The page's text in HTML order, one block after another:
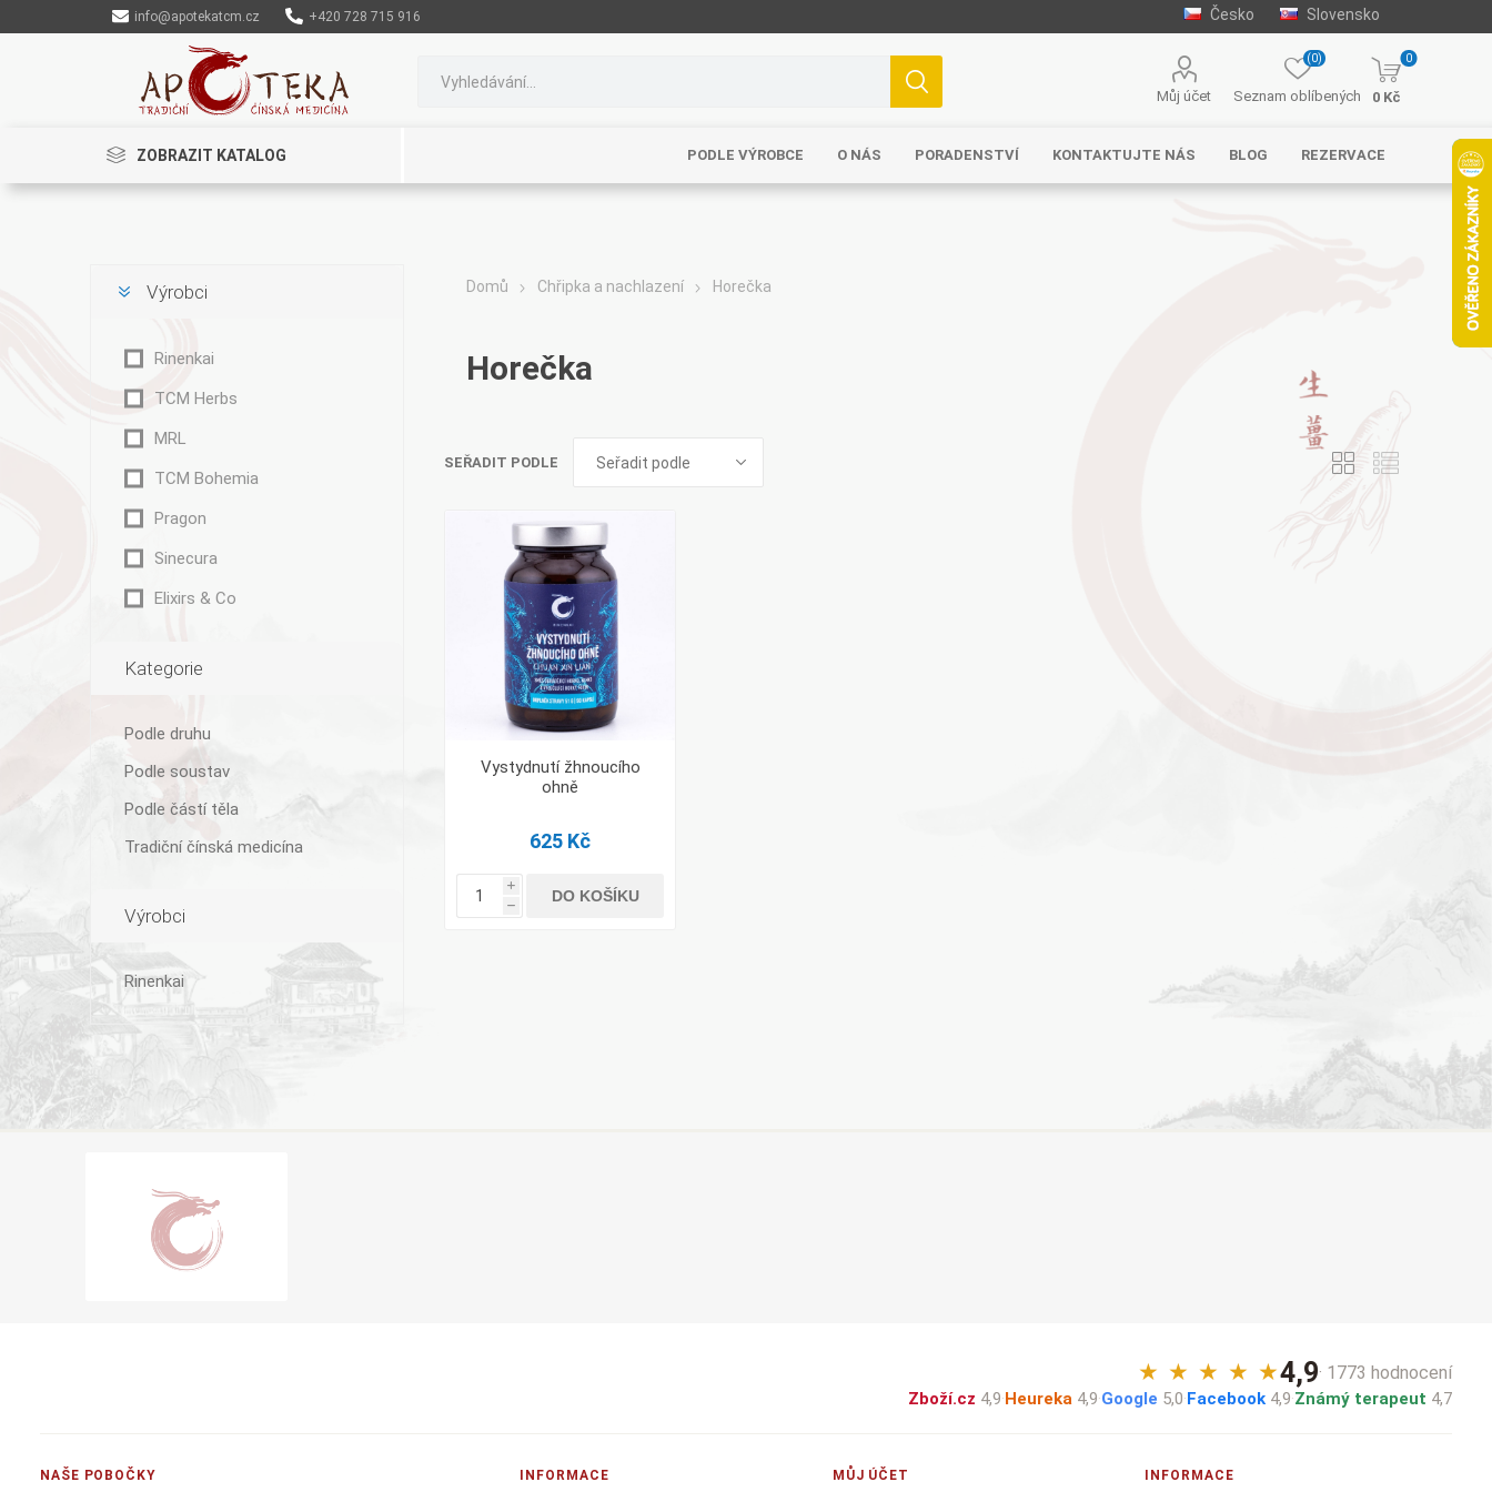
info@apotekatcm.cz +420 728 715 916 Česko Slovensko
Můj účet Seznam oblíbených
(0) 0
0 Kč
ZOBRAZIT KATALOG PODLE VÝROBCE O NÁS PORADENSTVÍ KONTAKTUJTE NÁS BLOG REZERVACE
Domů Chřipka a nachlazení Horečka
Horečka
SEŘADIT PODLE
Vystydnutí žhnoucího
ohně
625 Kč
i
h
DO KOŠÍKU
Výrobci
Rinenkai
TCM Herbs
MRL
TCM Bohemia
Pragon
Sinecura
Elixirs & Co
Kategorie
Podle druhu
Podle soustav
Podle částí těla
Tradiční čínská medicína
Výrobci
Rinenkai
★ ★ ★ ★ ★4,9· 1773 hodnocení
Zboží.cz 4,9·Heureka 4,9·Google 5,0·Facebook 4,9·Známý terapeut 4,7
NAŠE POBOČKY INFORMACE MŮJ ÚČET INFORMACE